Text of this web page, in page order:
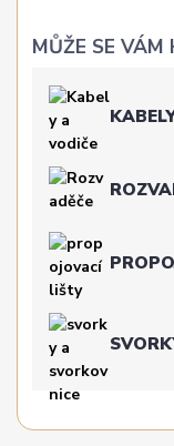
MŮŽE SE VÁM